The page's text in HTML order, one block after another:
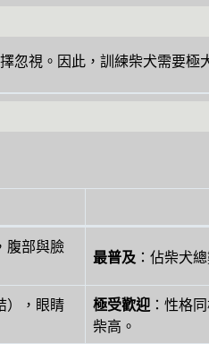
視。因此，訓練柴犬需要極
腹部與臉
最普及 ：佔柴犬
），眼睛
極受歡迎 ：性格
柴高。